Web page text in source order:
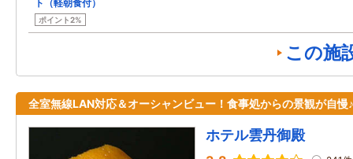
ト（軽朝食付）
ポイント2%
この施
全室無線LAN対応＆オーシャンビュー！食事処からの景観が自慢♪
ホテル雲丹御殿